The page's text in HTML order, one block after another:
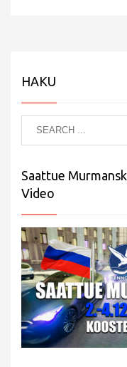
HAKU
Saattue
Video